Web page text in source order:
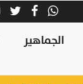
الجماهير